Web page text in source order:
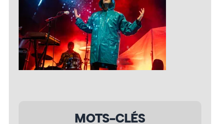
MOTS-CLÉS